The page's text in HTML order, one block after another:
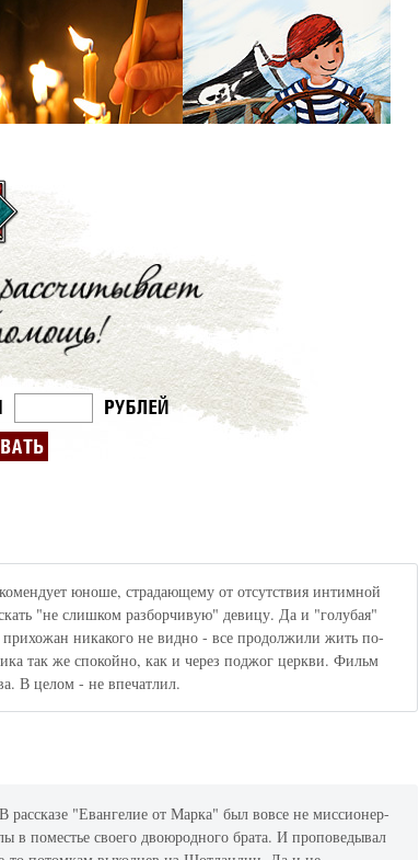
юноше, страдающему от отсутствия интимной
"не слишком разборчивую" девицу. Да и "голубая"
никакого не видно - все продолжили жить по-
так же спокойно, как и через поджог церкви. Фильм
В целом - не впечатлил.
"Евангелие от Марка" был вовсе не миссионер-
в поместье своего двоюродного брата. И проповедывал